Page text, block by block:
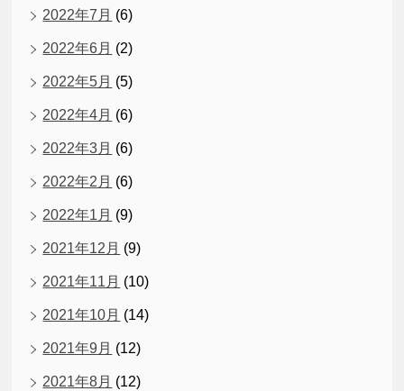
2022年7月 (6)
2022年6月 (2)
2022年5月 (5)
2022年4月 (6)
2022年3月 (6)
2022年2月 (6)
2022年1月 (9)
2021年12月 (9)
2021年11月 (10)
2021年10月 (14)
2021年9月 (12)
2021年8月 (12)